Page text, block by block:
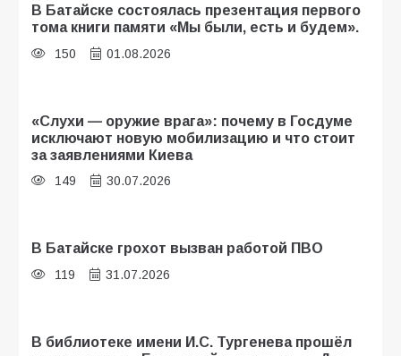
В Батайске состоялась презентация первого
тома книги памяти «Мы были, есть и будем».
150 01.08.2026
«Слухи — оружие врага»: почему в Госдуме
исключают новую мобилизацию и что стоит
за заявлениями Киева
149 30.07.2026
В Батайске грохот вызван работой ПВО
119 31.07.2026
В библиотеке имени И.С. Тургенева прошёл